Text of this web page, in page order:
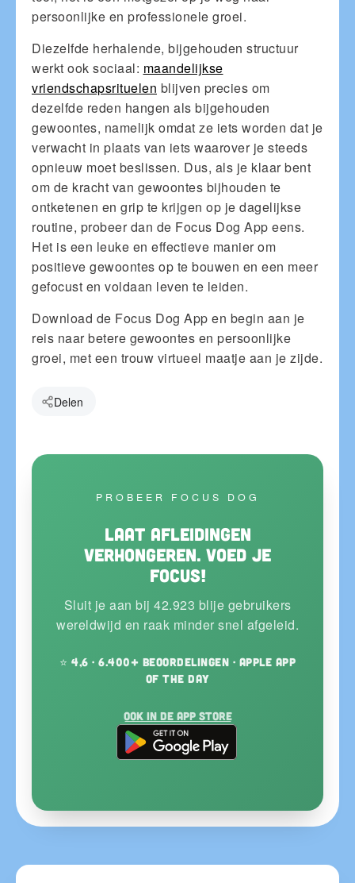
persoonlijke en professionele groei.
Diezelfde herhalende, bijgehouden structuur
werkt ook sociaal: maandelijkse
vriendschapsrituelen blijven precies om
dezelfde reden hangen als bijgehouden
gewoontes, namelijk omdat ze iets worden dat je
verwacht in plaats van iets waarover je steeds
opnieuw moet beslissen. Dus, als je klaar bent
om de kracht van gewoontes bijhouden te
ontketenen en grip te krijgen op je dagelijkse
routine, probeer dan de Focus Dog App eens.
Het is een leuke en effectieve manier om
positieve gewoontes op te bouwen en een meer
gefocust en voldaan leven te leiden.
Download de Focus Dog App en begin aan je
reis naar betere gewoontes en persoonlijke
groei, met een trouw virtueel maatje aan je zijde.
Delen
PROBEER FOCUS DOG
Laat afleidingen
verhongeren. Voed je
focus!
Sluit je aan bij 42.923 blije gebruikers
wereldwijd en raak minder snel afgeleid.
⭐ 4,6 · 6.400+ beoordelingen · Apple App
of the Day
Ook in de App Store